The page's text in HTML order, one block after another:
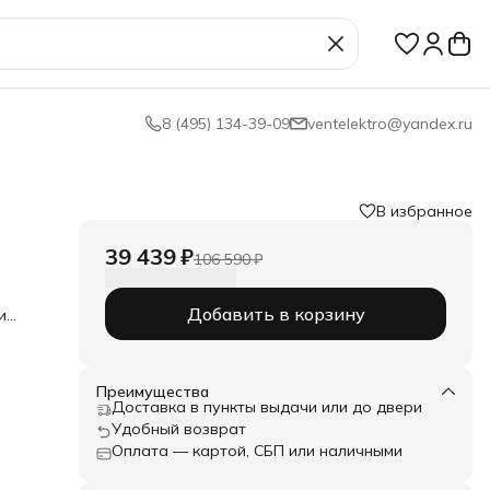
8 (495) 134-39-09 ventelektro@yandex.ru
В избранное
39 439 ₽106 590 ₽
Добавить в корзину
Преимущества
Доставка в пункты выдачи или до двери
Удобный возврат
Оплата — картой, СБП или наличными